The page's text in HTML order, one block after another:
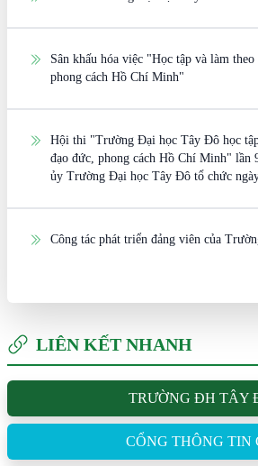
Sân khấu hóa việc "Học tập và làm
phong cách Hồ Chí Minh"
Hội thi "Trường Đại học Tây Đô học
đạo đức, phong cách Hồ Chí Minh" lần
ủy Trường Đại học Tây Đô tổ chức
Công tác phát triển đảng viên của
LIÊN KẾT NHANH
TRƯỜNG ĐH TÂY
CỔNG THÔNG TIN